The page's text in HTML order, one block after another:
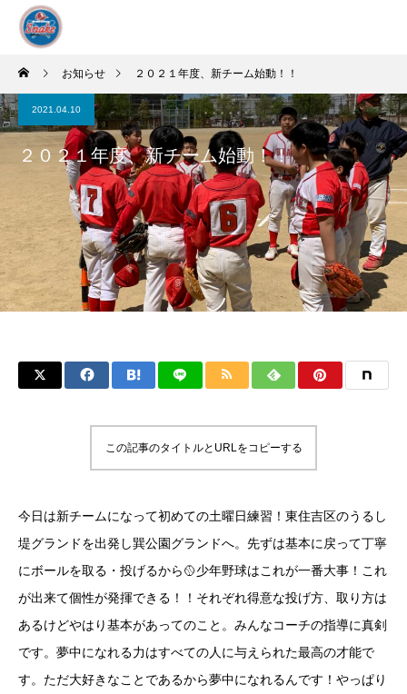
お知らせ ２０２１年度、新チーム始動！！
2021.04.10
２０２１年度、新チーム始動！！
この記事のタイトルとURLをコピーする
今日は新チームになって初めての土曜日練習！東住吉区のうるし
堤グランドを出発し巽公園グランドへ。先ずは基本に戻って丁寧
にボールを取る・投げるから🥎少年野球はこれが一番大事！これ
が出来て個性が発揮できる！！それぞれ得意な投げ方、取り方は
あるけどやはり基本があってのこと。みんなコーチの指導に真剣
です。夢中になれる力はすべての人に与えられた最高の才能で
す。ただ大好きなことであるから夢中になれるんです！やっぱり